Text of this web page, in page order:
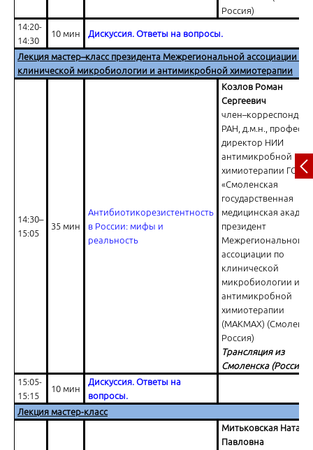
Современные подходы к диагностике и лечению синдрома
Россия)
14:20-
14:30
10 мин Дискуссия. Ответы на вопросы.
Лекция мастер–класс президента Межрегиональной ассоциации по
клинической микробиологии и антимикробной химиотерапии
14:30–
15:05
35 мин
Антибиотикорезистентность
в России: мифы и
реальность
Козлов Роман
Сергеевич
член–корреспондент
РАН, д.м.н.,
директор НИИ
антимикробной
химиотерапии ГОУ
«Смоленская
государственная
медицинская
президент
Межрегиональной
ассоциации по
клинической
микробиологии и
антимикробной
химиотерапии
(МАКМАХ)
Россия)
Трансляция из
Смоленска (Россия)
15:05-
15:15
10 мин
Дискуссия. Ответы на
вопросы.
Лекция мастер-класс
Митьковская
Павловна